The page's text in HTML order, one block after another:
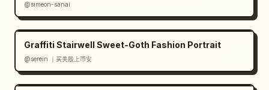
destra","count":6,"labels":["Base
materiale","Giudizio estetico","Ingegneria
@simeon-sanai
Graffiti Stairwell Sweet-Goth Fashion Portrait
@serein ｜买美股上币安